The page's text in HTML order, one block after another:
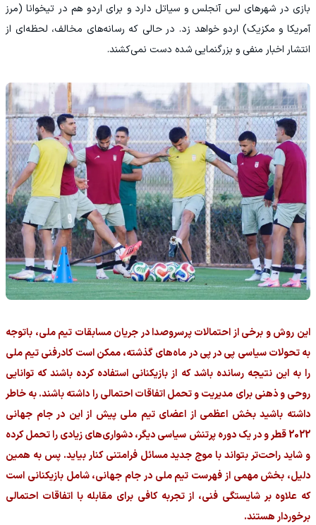
بازی در شهرهای لس آنجلس و سیاتل دارد و برای اردو هم در تیخوانا (مرز
آمریکا و مکزیک) اردو خواهد زد. در حالی که رسانه‌های مخالف، لحظه‌ای از
انتشار اخبار منفی و بزرگنمایی شده دست نمی‌کشند.
این روش و برخی از احتمالات پرسروصدا در جریان مسابقات تیم ملی، باتوجه
به تحولات سیاسی پی در پی در ماه‌های گذشته، ممکن است کادرفنی تیم ملی
را به این نتیجه رسانده باشد که از بازیکنانی استفاده کرده باشند که توانایی
روحی و ذهنی برای مدیریت و تحمل اتفاقات احتمالی را داشته باشند. به خاطر
داشته باشید بخش اعظمی از اعضای تیم ملی پیش از این در جام جهانی
2022 قطر و در یک دوره پرتنش سیاسی دیگر، دشواری‌های زیادی را تحمل کرده
و شاید راحت‌تر بتواند با موج جدید مسائل فرامتنی کنار بیاید. پس به همین
دلیل، بخش مهمی از فهرست تیم ملی در جام جهانی، شامل بازیکنانی است
که علاوه بر شایستگی فنی، از تجربه کافی برای مقابله با اتفاقات احتمالی
برخوردار هستند.